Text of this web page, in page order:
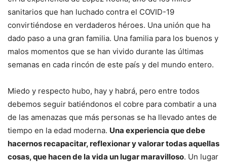
sanitarios que han luchado contra el COVID-19
convirtiéndose en verdaderos héroes. Una unión que ha
dado paso a una gran familia. Una familia para los buenos y
malos momentos que se han vivido durante las últimas
semanas en cada rincón de este país y del mundo entero.
Miedo y respecto hubo, hay y habrá, pero entre todos
debemos seguir batiéndonos el cobre para combatir a una
de las amenazas que más personas se ha llevado antes de
tiempo en la edad moderna. Una experiencia que debe
hacernos recapacitar, reflexionar y valorar todas aquellas
cosas, que hacen de la vida un lugar maravilloso. Un lugar